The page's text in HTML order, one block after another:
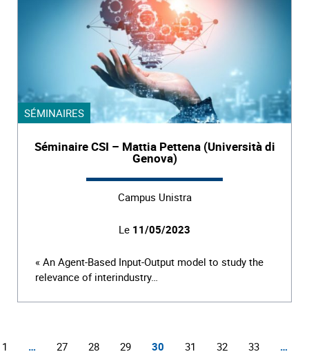
SÉMINAIRES
Séminaire CSI – Mattia Pettena (Università di
Genova)
Campus Unistra
Le 11/05/2023
« An Agent-Based Input-Output model to study the
relevance of interindustry…
1 … 27 28 29 30 31 32 33 …